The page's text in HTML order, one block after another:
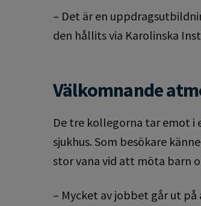
– Det är en
den hållits via Karolinska
Välkomnande
De tre kollegorna tar emot i
sjukhus. Som besökare
stor vana vid att möta barn
– Mycket av jobbet går ut